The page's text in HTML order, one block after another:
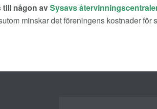
till någon avSysavs
minskar det föreningens kostnader för